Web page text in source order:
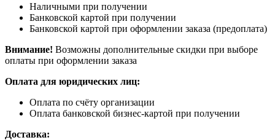
Наличными при получении
Банковской картой при получении
Банковской картой при оформлении заказа (предоплата)
Внимание! Возможны дополнительные скидки при выборе
оплаты при оформлении заказа
Оплата для юридических лиц:
Оплата по счёту организации
Оплата банковской бизнес-картой при получении
Доставка: